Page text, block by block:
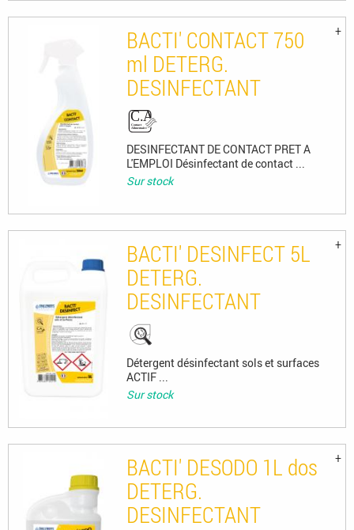
BACTI' CONTACT 750
ml DETERG.
DESINFECTANT
DESINFECTANT DE CONTACT PRET A
L'EMPLOI Désinfectant de contact ...
Sur stock
BACTI' DESINFECT 5L
DETERG.
DESINFECTANT
Détergent désinfectant sols et surfaces
ACTIF ...
Sur stock
BACTI' DESODO 1L dos
DETERG.
DESINFECTANT